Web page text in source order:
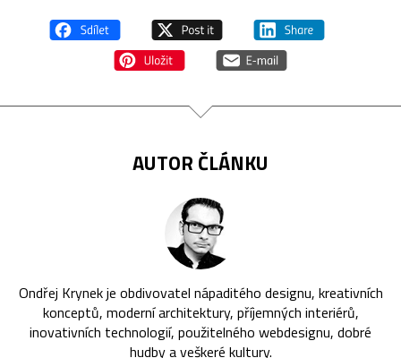
AUTOR ČLÁNKU
Ondřej Krynek je obdivovatel nápaditého designu, kreativních
konceptů, moderní architektury, příjemných interiérů,
inovativních technologií, použitelného webdesignu, dobré
hudby a veškeré kultury.